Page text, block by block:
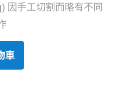
因手工切割而略有不同
車